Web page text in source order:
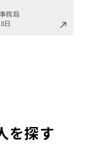
務局
日
を探す